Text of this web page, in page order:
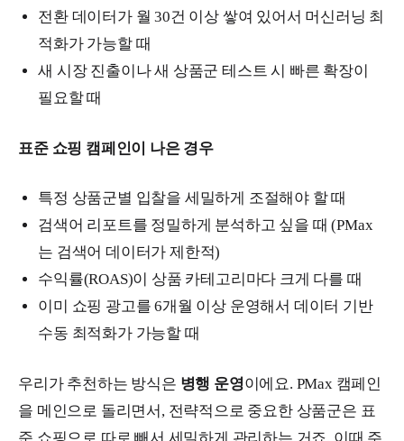
전환 데이터가 월 30건 이상 쌓여 있어서 머신러닝 최
적화가 가능할 때
새 시장 진출이나 새 상품군 테스트 시 빠른 확장이
필요할 때
표준 쇼핑 캠페인이 나은 경우
특정 상품군별 입찰을 세밀하게 조절해야 할 때
검색어 리포트를 정밀하게 분석하고 싶을 때 (PMax
는 검색어 데이터가 제한적)
수익률(ROAS)이 상품 카테고리마다 크게 다를 때
이미 쇼핑 광고를 6개월 이상 운영해서 데이터 기반
수동 최적화가 가능할 때
우리가 추천하는 방식은 병행 운영이에요. PMax 캠페인
을 메인으로 돌리면서, 전략적으로 중요한 상품군은 표